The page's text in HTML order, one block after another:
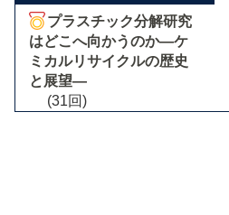
プラスチック分解研究
はどこへ向かうのか―ケ
ミカルリサイクルの歴史
と展望―
(31回)